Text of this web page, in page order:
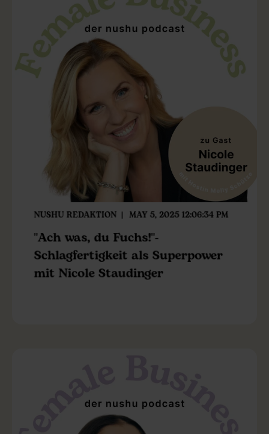
NUSHU REDAKTION MAY 5, 2025 12:06:34 PM
"Ach was, du Fuchs!"-
Schlagfertigkeit als Superpower
mit Nicole Staudinger